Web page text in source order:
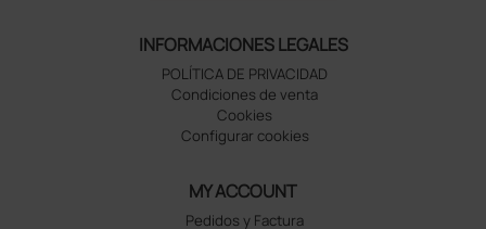
INFORMACIONES LEGALES
POLÍTICA DE PRIVACIDAD
Condiciones de venta
Cookies
Configurar cookies
MY ACCOUNT
Pedidos y Factura